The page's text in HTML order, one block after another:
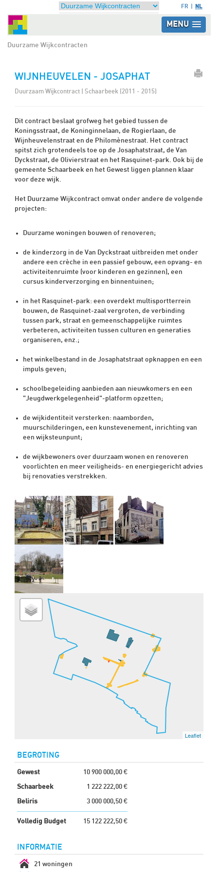
FR NL
MENU
Duurzame Wijkcontracten
WIJNHEUVELEN - JOSAPHAT
Duurzaam Wijkcontract | Schaarbeek (2011 - 2015)
Dit contract beslaat grofweg het gebied tussen de
Koningsstraat, de Koninginnelaan, de Rogierlaan, de
Wijnheuvelenstraat en de Philomènestraat. Het contract
spitst zich grotendeels toe op de Josaphatstraat, de Van
Dyckstraat, de Olivierstraat en het Rasquinet-park. Ook bij de
gemeente Schaarbeek en het Gewest liggen plannen klaar
voor deze wijk.
Het Duurzame Wijkcontract omvat onder andere de volgende
projecten:
Duurzame woningen bouwen of renoveren;
de kinderzorg in de Van Dyckstraat uitbreiden met onder
andere een crèche in een passief gebouw, een opvang- en
activiteitenruimte (voor kinderen en gezinnen), een
cursus kinderverzorging en binnentuinen;
in het Rasquinet-park: een overdekt multisportterrein
bouwen, de Rasquinet-zaal vergroten, de verbinding
tussen park, straat en gemeenschappelijke ruimtes
verbeteren, activiteiten tussen culturen en generaties
organiseren, enz.;
het winkelbestand in de Josaphatstraat opknappen en een
impuls geven;
schoolbegeleiding aanbieden aan nieuwkomers en een
"Jeugdwerkgelegenheid"-platform opzetten;
de wijkidentiteit versterken: naamborden,
muurschilderingen, een kunstevenement, inrichting van
een wijksteunpunt;
de wijkbewoners over duurzaam wonen en renoveren
voorlichten en meer veiligheids- en energiegericht advies
bij renovaties verstrekken.
Leaflet
BEGROTING
Gewest 10 900 000,00 €
Schaarbeek 1 222 222,00 €
Beliris 3 000 000,50 €
Volledig Budget 15 122 222,50 €
INFORMATIE
21 woningen